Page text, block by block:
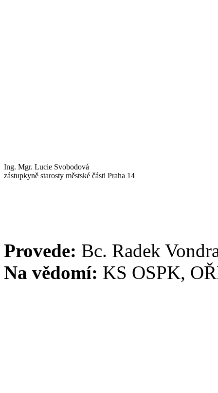
Ing. Mgr. Lucie Svobodová
zástupkyně starosty městské části Praha 14
Provede: Bc. Radek
Na vědomí: KS OSPK,